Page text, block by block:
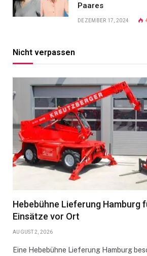
Paares
DEZEMBER 17, 2024
Nicht verpassen
Hebebühne Lieferung Hamburg
Einsätze vor Ort
AUGUST 2, 2026
Eine Hebebühne Lieferung Hamburg